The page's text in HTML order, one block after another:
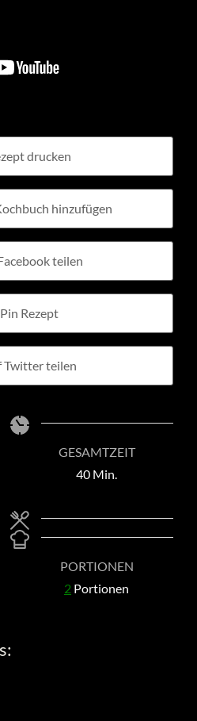
drucken
hinzufügen
teilen
Pin Rezept
teilen
GESAMTZEIT
40Minuten
Min.
PORTIONEN
2 Portionen